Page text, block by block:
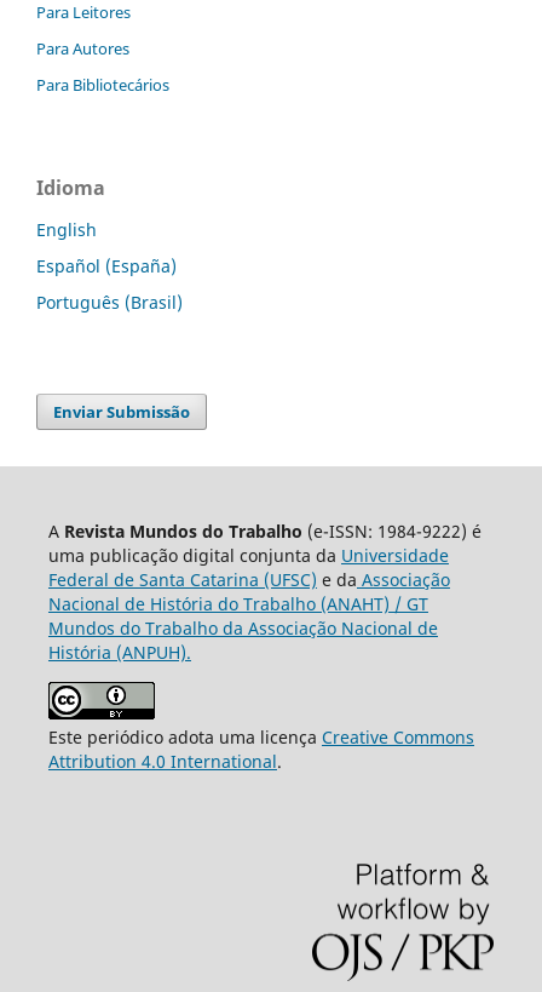
Para Leitores
Para Autores
Para Bibliotecários
Idioma
English
Español (España)
Português (Brasil)
Enviar Submissão
A Revista Mundos do Trabalho (e-ISSN: 1984-9222) é
uma publicação digital conjunta da Universidade
Federal de Santa Catarina (UFSC) e da Associação
Nacional de História do Trabalho (ANAHT) / GT
Mundos do Trabalho da Associação Nacional de
História (ANPUH).
Este periódico adota uma licença Creative Commons
Attribution 4.0 International.